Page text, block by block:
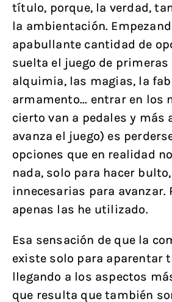
título, porque, la verdad,
la ambientación.
apabullante cantidad de
suelta el juego de primeras
alquimia, las magias, la
armamento... entrar en los
cierto van a pedales y más
avanza el juego) es
opciones que en realidad
nada, solo para hacer
innecesarias para avanzar.
apenas las he utilizado.
Esa sensación de que la
existe solo para aparentar
llegando a los aspectos
que resulta que también